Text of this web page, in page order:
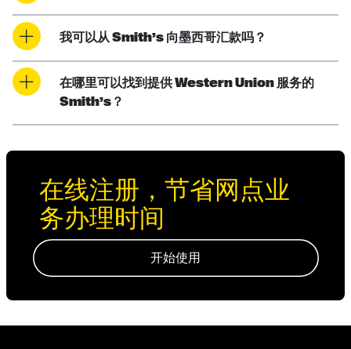
我可以从 Smith’s 向墨西哥汇款吗？
在哪里可以找到提供 Western Union 服务的
Smith’s？
在线注册，节省网点业
务办理时间
开始使用